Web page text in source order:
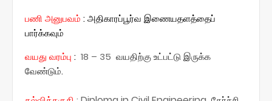
பணி அனுபவம் : அதிகாரப்பூர்வ இணையதளத்தைப்
பார்க்கவும்
வயது வரம்பு : 18 – 35 வயதிற்கு உட்பட்டு இருக்க
வேண்டும்.